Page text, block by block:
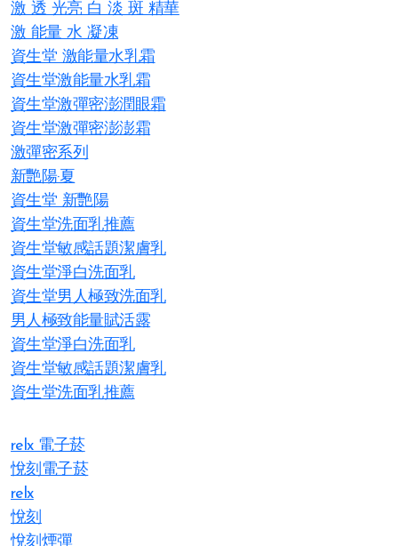
激 透 光亮 白 淡 斑 精華
激 能量 水 凝凍
資生堂 激能量水乳霜
資生堂激能量水乳霜
資生堂激彈密澎潤眼霜
資生堂激彈密澎澎霜
激彈密系列
新艷陽·夏
資生堂 新艷陽
資生堂洗面乳推薦
資生堂敏感話題潔膚乳
資生堂淨白洗面乳
資生堂男人極致洗面乳
男人極致能量賦活露
資生堂淨白洗面乳
資生堂敏感話題潔膚乳
資生堂洗面乳推薦
relx 電子菸
悅刻電子菸
relx
悅刻
悅刻煙彈